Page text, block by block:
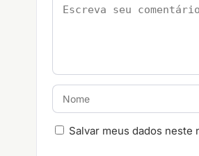
Salvar meus dados neste